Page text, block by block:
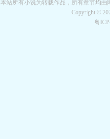
本站所有小说为转载作品，所有章节均
Copyright ©
粤